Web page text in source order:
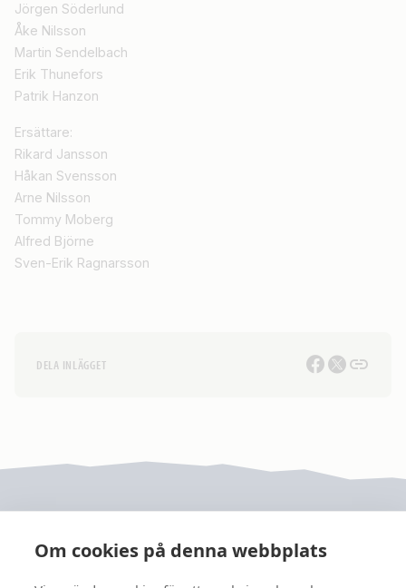
Om cookies på denna webbplats
Jörgen Söderlund
Åke Nilsson
Martin Sendelbach
Erik Thunefors
Patrik Hanzon
Ersättare:
Rikard Jansson
Håkan Svensson
Arne Nilsson
Tommy Moberg
Alfred Björne
Sven-Erik Ragnarsson
DELA INLÄGGET